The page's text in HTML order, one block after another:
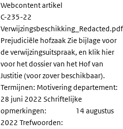
Webcontent artikel
C-235-22
Verwijzingsbeschikking_Redacted.pdf
Prejudiciële hofzaak Zie bijlage voor
de verwijzingsuitspraak, en klik hier
voor het dossier van het Hof van
Justitie (voor zover beschikbaar).
Termijnen: Motivering departement:
28 juni 2022 Schriftelijke
opmerkingen: 14 augustus
2022 Trefwoorden: